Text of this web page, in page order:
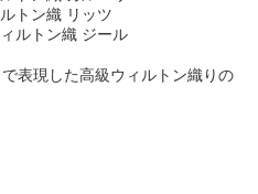
表現した高級ウィルトン織りの